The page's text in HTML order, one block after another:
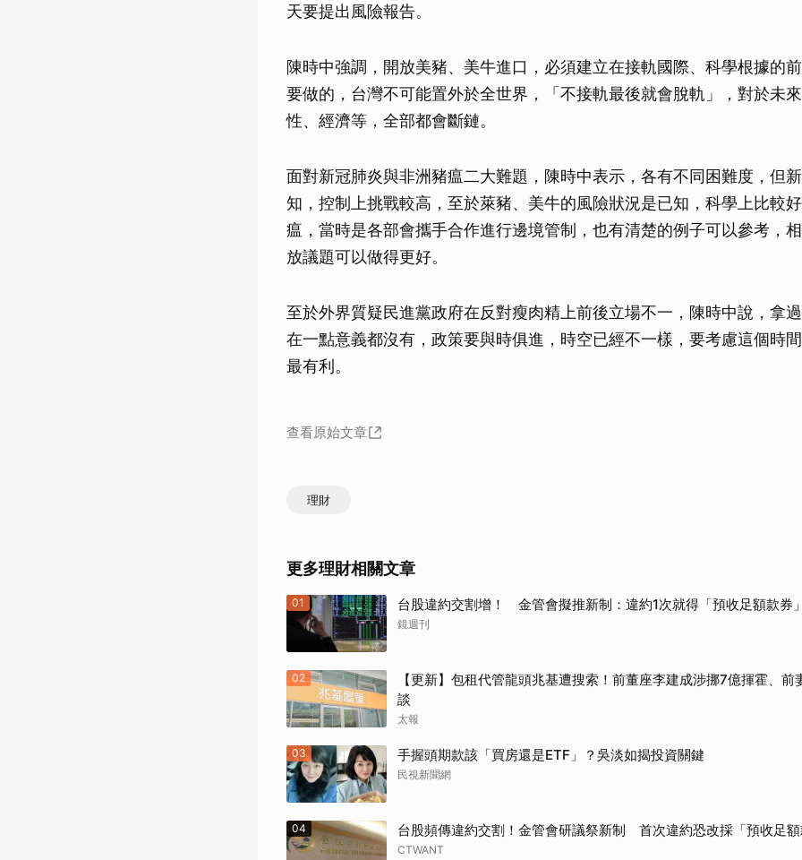
天要提出風險報告。
陳時中強調，開放美豬、美牛進口，必須建立在接軌國際、科學根據的
要做的，台灣不可能置外於全世界，「不接軌最後就會脫軌」，對於未
性、經濟等，全部都會斷鏈。
面對新冠肺炎與非洲豬瘟二大難題，陳時中表示，各有不同困難度，但
知，控制上挑戰較高，至於萊豬、美牛的風險狀況是已知，科學上比較
瘟，當時是各部會攜手合作進行邊境管制，也有清楚的例子可以參考，
放議題可以做得更好。
至於外界質疑民進黨政府在反對瘦肉精上前後立場不一，陳時中說，拿
在一點意義都沒有，政策要與時俱進，時空已經不一樣，要考慮這個時
最有利。
查看原始文章
理財
更多理財相關文章
01 台股違約交割增！ 金管會擬推新制：違約1次就得「預收足額款券」
鏡週刊
02
【更新】包租代管龍頭兆基遭搜索！前董座李建成涉挪7億揮霍、
談
太報
03 手握頭期款該「買房還是ETF」？吳淡如揭投資關鍵
民視新聞網
04 台股頻傳違約交割！金管會研議祭新制 首次違約恐改採「預收足額
CTWANT
取消